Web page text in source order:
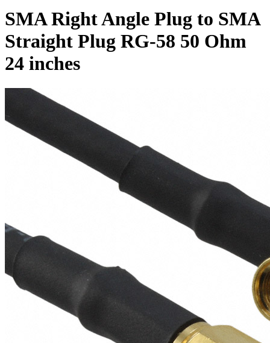
SMA Right Angle Plug to SMA
Straight Plug RG-58 50 Ohm
24 inches